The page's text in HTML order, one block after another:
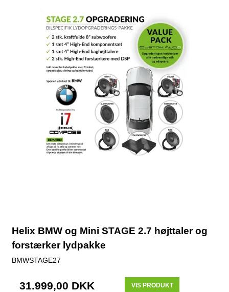
Helix BMW og Mini STAGE 2.7 højttaler og
forstærker lydpakke
BMWSTAGE27
31.999,00 DKK VIS PRODUKT